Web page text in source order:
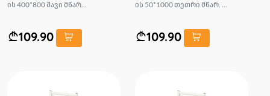
ის 400*800 შავი მწარ...
109.90
ის 50*1000 თეთრი მწარ. ...
109.90